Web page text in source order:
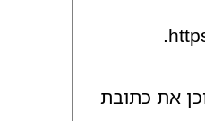
.
את כתובת